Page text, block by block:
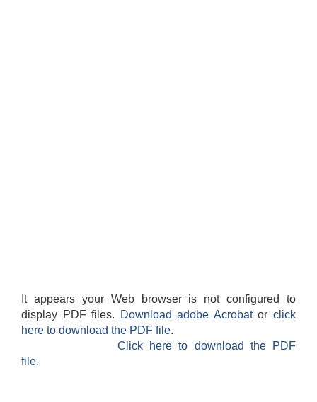
It appears your Web browser is not configured to
display PDF files.
Download adobe Acrobatorclick
here to download the PDF file.
Click here to download the PDF
file.